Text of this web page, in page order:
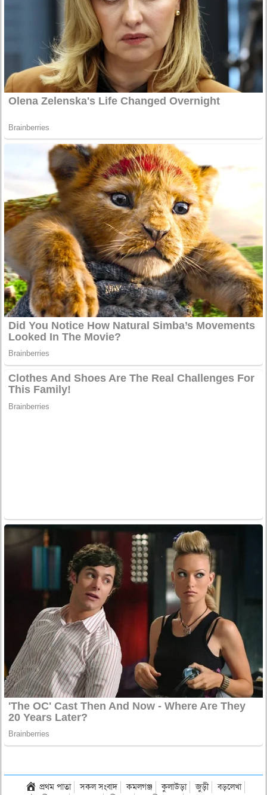
প্রথম পাতা সকল সংবাদ কমলগঞ্জ কুলাউড়া জুড়ী
বড়লেখা